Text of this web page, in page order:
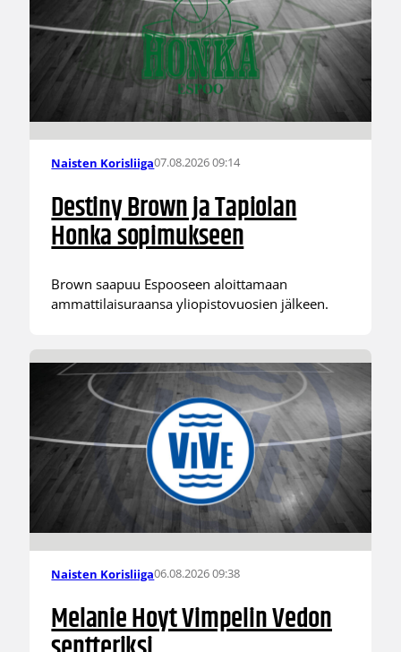
Naisten Korisliiga07.08.2026 09:14
Destiny Brown ja Tapiolan
Honka sopimukseen
Brown saapuu Espooseen aloittamaan
ammattilaisuraansa yliopistovuosien jälkeen.
Naisten Korisliiga06.08.2026 09:38
Melanie Hoyt Vimpelin Vedon